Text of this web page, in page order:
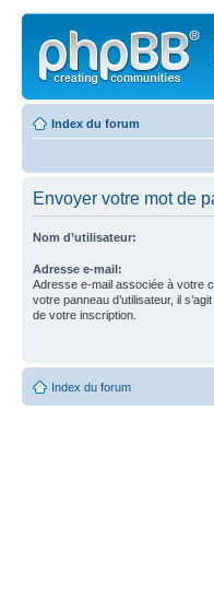
Index du forum
Envoyer votre mot de
Nom d’utilisateur:
Adresse e-mail:
Adresse e-mail associée à votre
votre panneau d’utilisateur, il
de votre inscription.
Index du forum